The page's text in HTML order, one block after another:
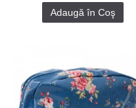
Adaugă în Coş